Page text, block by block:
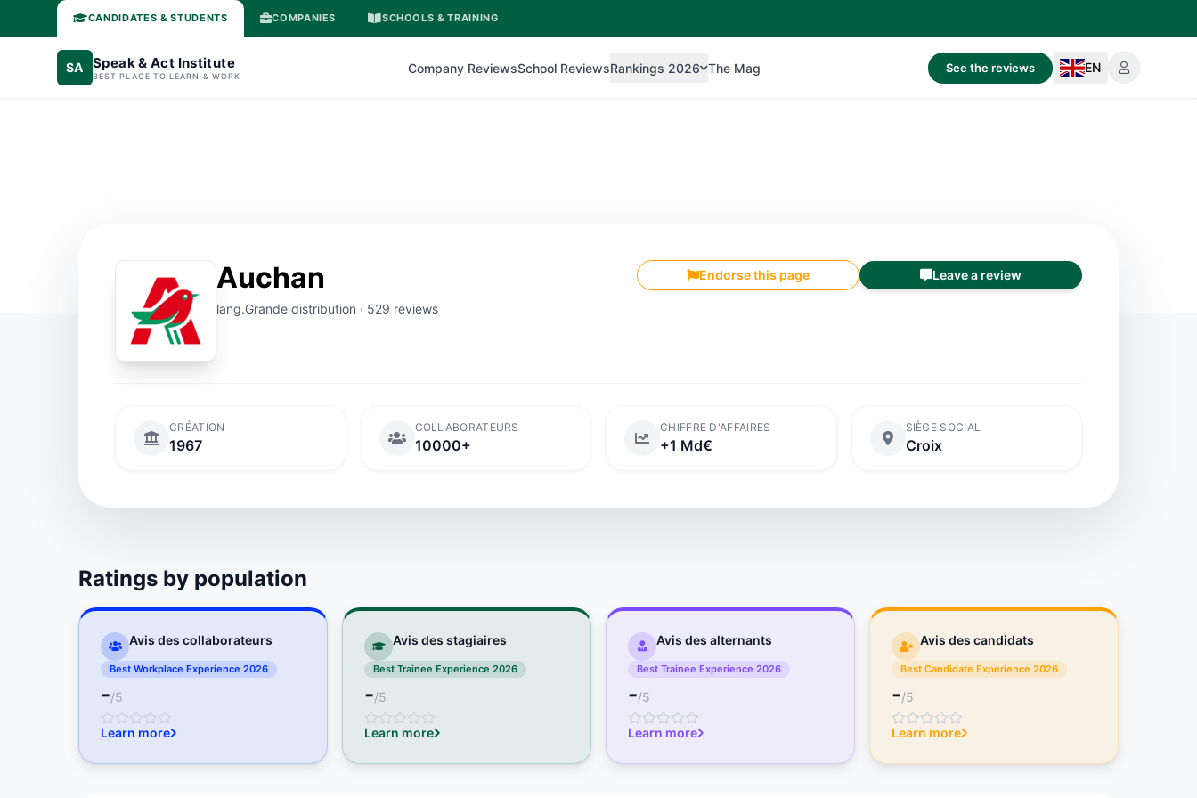
CANDIDATES & STUDENTS COMPANIES SCHOOLS & TRAINING
SA Speak & Act Institute
BEST PLACE TO LEARN & WORK
Company ReviewsSchool ReviewsRankings 2026 The Mag See the reviews EN
Auchan
lang.Grande distribution · 529 reviews
Endorse this page Leave a review
CRÉATION
1967
COLLABORATEURS
10000+
CHIFFRE D'AFFAIRES
+1 Md€
SIÈGE SOCIAL
Croix
Ratings by population
Avis des collaborateurs
Best Workplace Experience 2026
-/5
Learn more
Avis des stagiaires
Best Trainee Experience 2026
-/5
Learn more
Avis des alternants
Best Trainee Experience 2026
-/5
Learn more
Avis des candidats
Best Candidate Experience 2026
-/5
Learn more